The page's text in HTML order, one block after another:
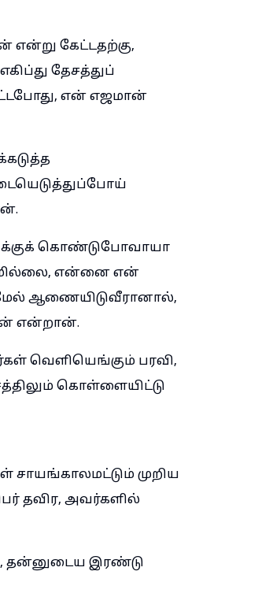
கேட்டதற்கு,
தேசத்துப்
என் எஜமான்
கொண்டுபோவாயா
என்னை என்
ஆணையிடுவீரானால்,
என்றான்.
வெளியெங்கும் பரவி,
கொள்ளையிட்டு
முறிய
தவிர, அவர்களில்
தன்னுடைய இரண்டு